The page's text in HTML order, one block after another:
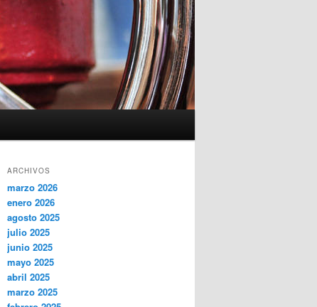
ARCHIVOS
marzo 2026
enero 2026
agosto 2025
julio 2025
junio 2025
mayo 2025
abril 2025
marzo 2025